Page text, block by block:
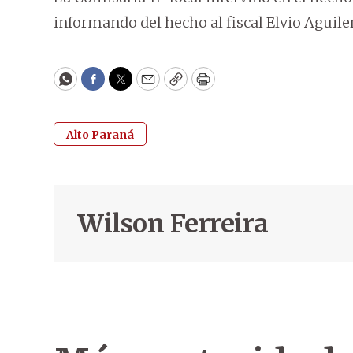
informando del hecho al fiscal Elvio
WhatsApp
Facebook
Twitter
EmailCopyPrint
Alto Paraná
Wilson Ferreira